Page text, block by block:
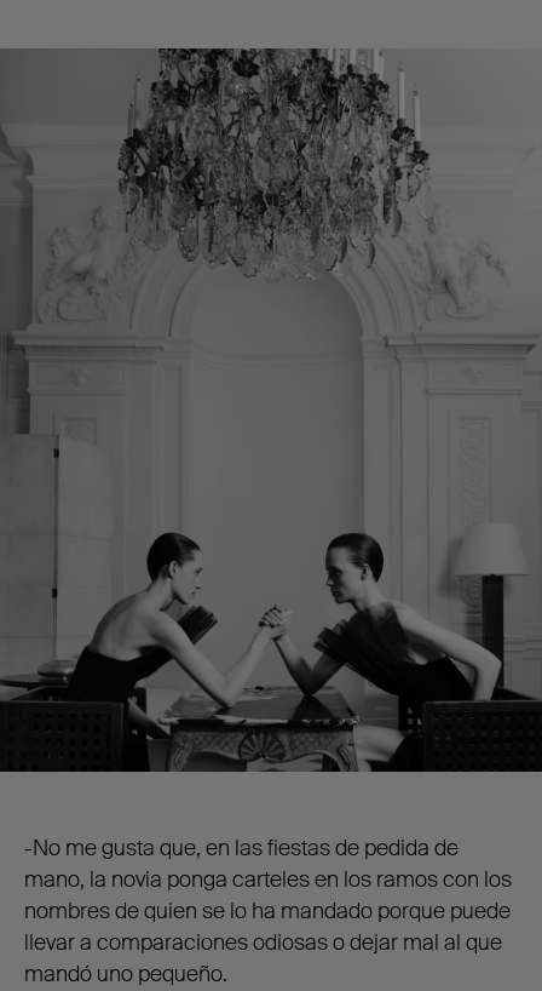
-No me gusta que, en las fiestas de pedida de
mano, la novia ponga carteles en los ramos con los
nombres de quien se lo ha mandado porque puede
llevar a comparaciones odiosas o dejar mal al que
mandó uno pequeño.